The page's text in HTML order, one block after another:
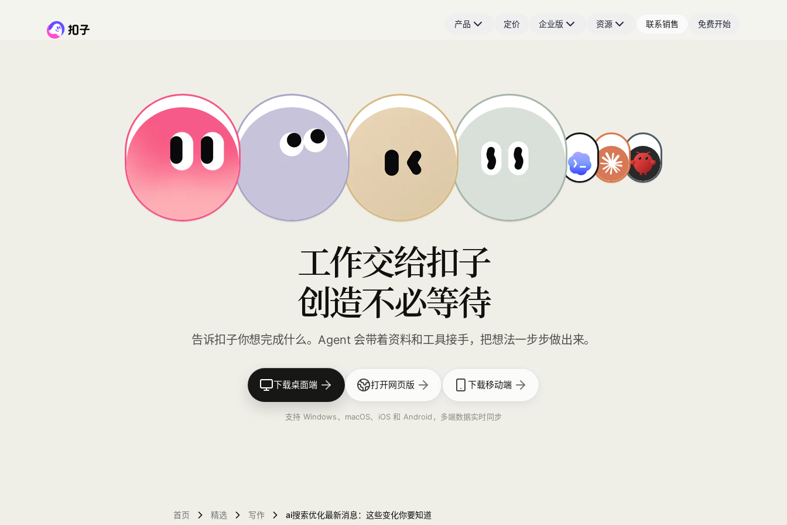
产品 定价 企业版 资源 联系销售 免费开始
工作交给扣子
创造不必等待
告诉扣子你想完成什么。Agent 会带着资料和工具接手，把想法一步步做出来。
下载桌面端 打开网页版 下载移动端
支持 Windows、macOS、iOS 和 Android，多端数据实时同步
首页 精选 写作 ai搜索优化最新消息：这些变化你要知道